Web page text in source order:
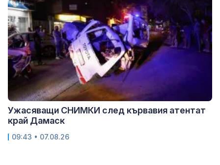
Ужасяващи СНИМКИ след кървавия атентат
край Дамаск
09:43 • 07.08.26